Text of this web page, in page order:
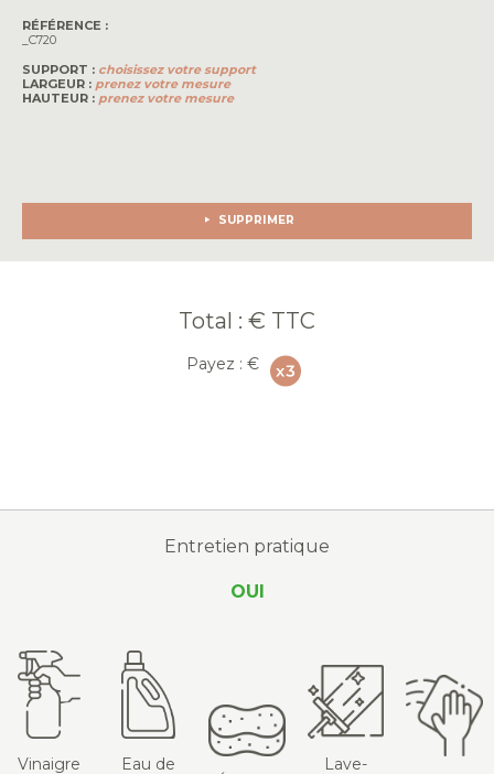
RÉFÉRENCE :
_C720
SUPPORT : choisissez votre support
LARGEUR : prenez votre mesure
HAUTEUR : prenez votre mesure
SUPPRIMER
Total : € TTC
Payez :€
Entretien pratique
OUI
Vinaigre
Eau de
Lave-